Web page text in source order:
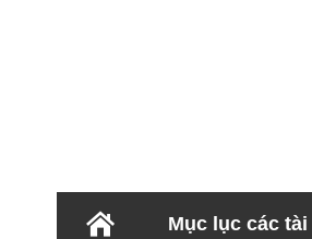
Mục lục các